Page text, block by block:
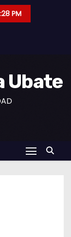
PM
Ubate